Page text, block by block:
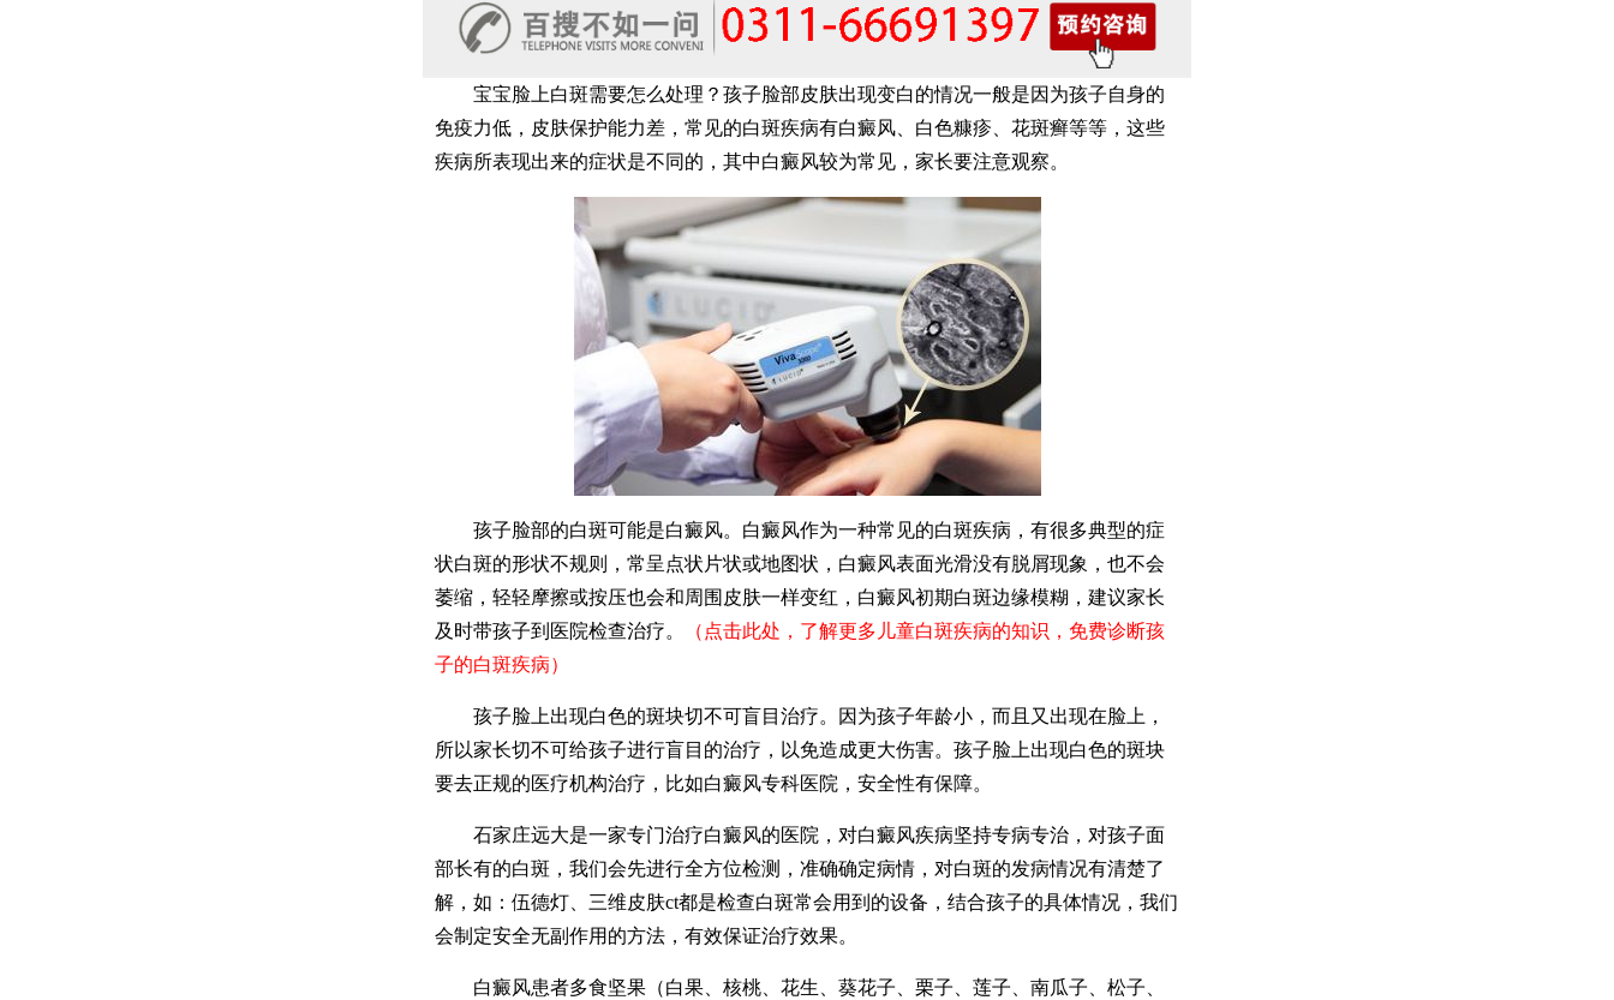
宝宝脸上白斑需要怎么处理？孩子脸部皮肤出现变白的情况一般是因为孩子自身的
免疫力低，皮肤保护能力差，常见的白斑疾病有白癜风、白色糠疹、花斑癣等等，这些
疾病所表现出来的症状是不同的，其中白癜风较为常见，家长要注意观察。
孩子脸部的白斑可能是白癜风。白癜风作为一种常见的白斑疾病，有很多典型的症
状白斑的形状不规则，常呈点状片状或地图状，白癜风表面光滑没有脱屑现象，也不会
萎缩，轻轻摩擦或按压也会和周围皮肤一样变红，白癜风初期白斑边缘模糊，建议家长
及时带孩子到医院检查治疗。
（点击此处，了解更多儿童白斑疾病的知识，免费诊断孩
子的白斑疾病）
孩子脸上出现白色的斑块切不可盲目治疗。因为孩子年龄小，而且又出现在脸上，
所以家长切不可给孩子进行盲目的治疗，以免造成更大伤害。孩子脸上出现白色的斑块
要去正规的医疗机构治疗，比如白癜风专科医院，安全性有保障。
石家庄远大是一家专门治疗白癜风的医院，对白癜风疾病坚持专病专治，对孩子面
部长有的白斑，我们会先进行全方位检测，准确确定病情，对白斑的发病情况有清楚了
解，如：伍德灯、三维皮肤ct都是检查白斑常会用到的设备，结合孩子的具体情况，我们
会制定安全无副作用的方法，有效保证治疗效果。
白癜风患者多食坚果（白果、核桃、花生、葵花子、栗子、莲子、南瓜子、松子、